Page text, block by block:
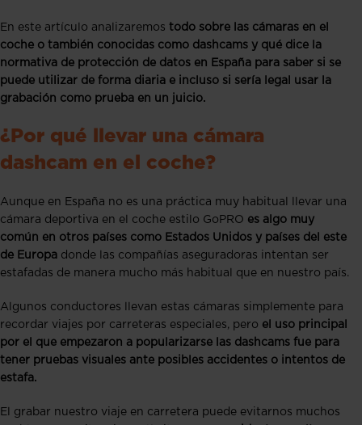
En este artículo analizaremos todo sobre las cámaras en el
coche o también conocidas como dashcams y qué dice la
normativa de protección de datos en España para saber si se
puede utilizar de forma diaria e incluso si sería legal usar la
grabación como prueba en un juicio.
¿Por qué llevar una cámara
dashcam en el coche?
Aunque en España no es una práctica muy habitual llevar una
cámara deportiva en el coche estilo GoPRO es algo muy
común en otros países como Estados Unidos y países del este
de Europa donde las compañías aseguradoras intentan ser
estafadas de manera mucho más habitual que en nuestro país.
Algunos conductores llevan estas cámaras simplemente para
recordar viajes por carreteras especiales, pero el uso principal
por el que empezaron a popularizarse las dashcams fue para
tener pruebas visuales ante posibles accidentes o intentos de
estafa.
El grabar nuestro viaje en carretera puede evitarnos muchos